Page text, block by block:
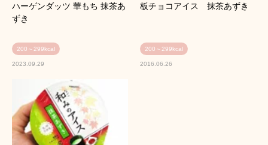
ハーゲンダッツ 華もち 抹茶あ
ずき
200～299kcal
2023.09.29
板チョコアイス 抹茶あずき
200～299kcal
2016.06.26